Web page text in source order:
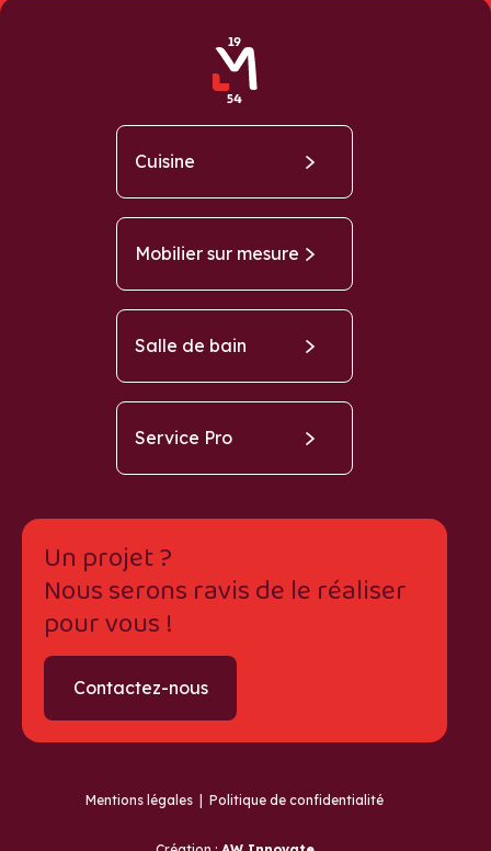
Cuisine
Mobilier sur mesure
Salle de bain
Service Pro
Un projet ?
Nous serons ravis de le réaliser
pour vous !
Contactez-nous
Mentions légales Politique de confidentialité